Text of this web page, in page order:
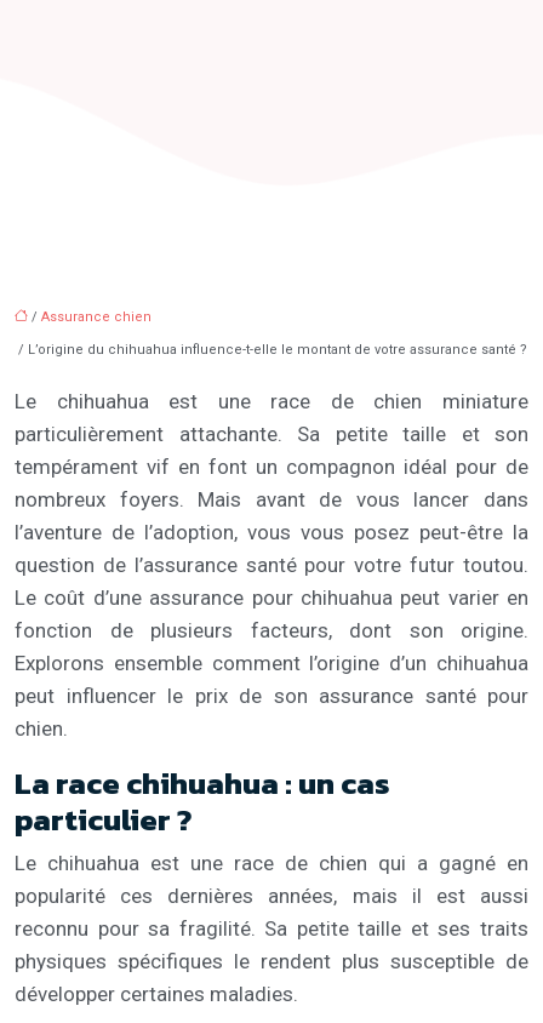
/ Assurance chien
/ L’origine du chihuahua influence-t-elle le montant de votre assurance santé ?
Le chihuahua est une race de chien miniature
particulièrement attachante. Sa petite taille et son
tempérament vif en font un compagnon idéal pour de
nombreux foyers. Mais avant de vous lancer dans
l’aventure de l’adoption, vous vous posez peut-être la
question de l’assurance santé pour votre futur toutou.
Le coût d’une assurance pour chihuahua peut varier en
fonction de plusieurs facteurs, dont son origine.
Explorons ensemble comment l’origine d’un chihuahua
peut influencer le prix de son assurance santé pour
chien.
La race chihuahua : un cas
particulier ?
Le chihuahua est une race de chien qui a gagné en
popularité ces dernières années, mais il est aussi
reconnu pour sa fragilité. Sa petite taille et ses traits
physiques spécifiques le rendent plus susceptible de
développer certaines maladies.